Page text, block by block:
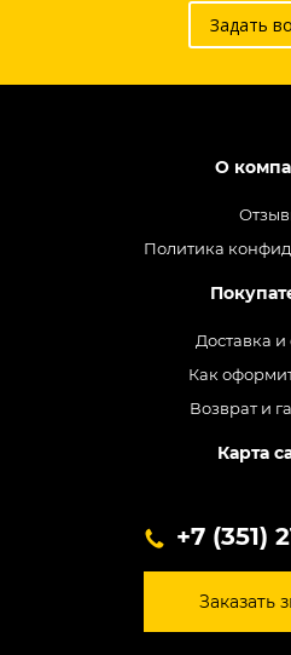
Задать
О
Политика
Доставка и
Как
Возврат и
Карта
+7 (351)
Заказать